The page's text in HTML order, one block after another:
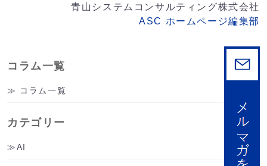
青山システムコンサルティング株式会社
ASC ホームページ編集部
コラム一覧
コラム一覧
カテゴリー
AI